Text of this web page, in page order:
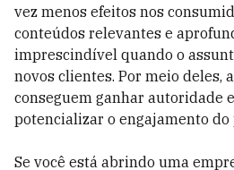
vez menos efeitos nos
conteúdos relevantes e
imprescindível quando o
novos clientes. Por meio deles,
conseguem ganhar autoridade
potencializar o engajamento do
Se você está abrindo uma